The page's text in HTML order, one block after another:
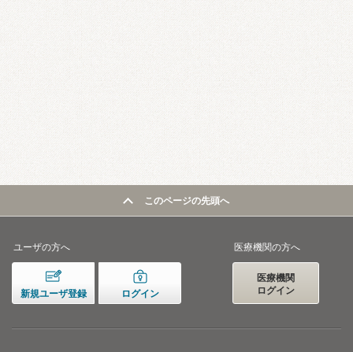
このページの先頭へ
ユーザの方へ
新規ユーザ登録 ログイン
医療機関の方へ
医療機関
ログイン